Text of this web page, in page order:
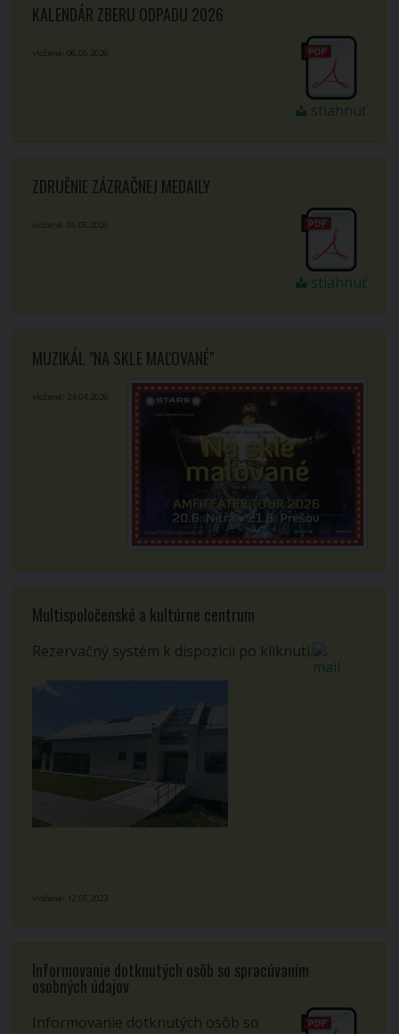
KALENDÁR ZBERU ODPADU 2026
stiahnuť
vložené: 06.05.2026
ZDRUĚNIE ZÁZRAČNEJ MEDAILY
stiahnuť
vložené: 05.05.2026
MUZIKÁL "NA SKLE MAĽOVANÉ"
vložené: 24.04.2026
Multispoločenské a kultúrne centrum
Rezervačný systém k dispozícii po kliknutí.
vložené: 12.05.2023
Informovanie dotknutých osôb so spracúvaním
osobných údajov
Informovanie dotknutých osôb so